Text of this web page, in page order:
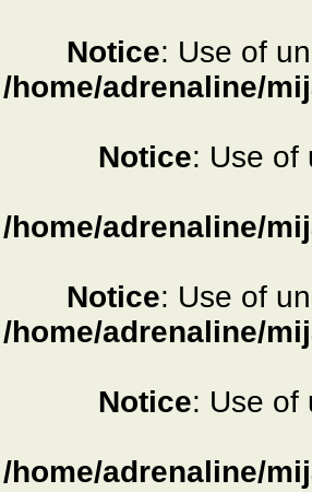
Notice: Use of
/home/adrenaline/
Notice: Use of
/home/adrenaline/
Notice: Use of
/home/adrenaline/
Notice: Use of
/home/adrenaline/